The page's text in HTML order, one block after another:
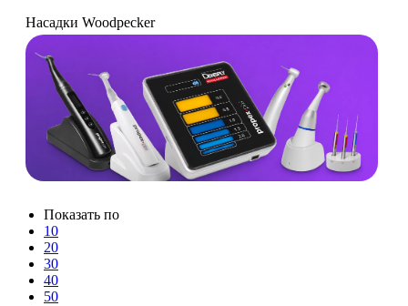
Насадки Woodpecker
Показать по
10
20
30
40
50